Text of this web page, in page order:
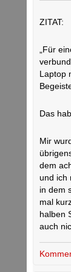
ZITAT:
„Für
Laptop
Das
Mir
dem
und ich
in dem
mal
halben
auch